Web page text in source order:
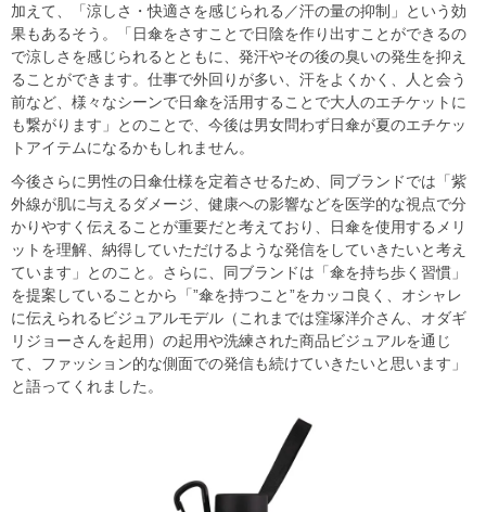
加えて、「涼しさ・快適さを感じられる／汗の量の抑制」という効
果もあるそう。「日傘をさすことで日陰を作り出すことができるの
で涼しさを感じられるとともに、発汗やその後の臭いの発生を抑え
ることができます。仕事で外回りが多い、汗をよくかく、人と会う
前など、様々なシーンで日傘を活用することで大人のエチケットに
も繋がります」とのことで、今後は男女問わず日傘が夏のエチケッ
トアイテムになるかもしれません。
今後さらに男性の日傘仕様を定着させるため、同ブランドでは「紫
外線が肌に与えるダメージ、健康への影響などを医学的な視点で分
かりやすく伝えることが重要だと考えており、日傘を使用するメリ
ットを理解、納得していただけるような発信をしていきたいと考え
ています」とのこと。さらに、同ブランドは「傘を持ち歩く習慣」
を提案していることから「”傘を持つこと”をカッコ良く、オシャレ
に伝えられるビジュアルモデル（これまでは窪塚洋介さん、オダギ
リジョーさんを起用）の起用や洗練された商品ビジュアルを通じ
て、ファッション的な側面での発信も続けていきたいと思います」
と語ってくれました。